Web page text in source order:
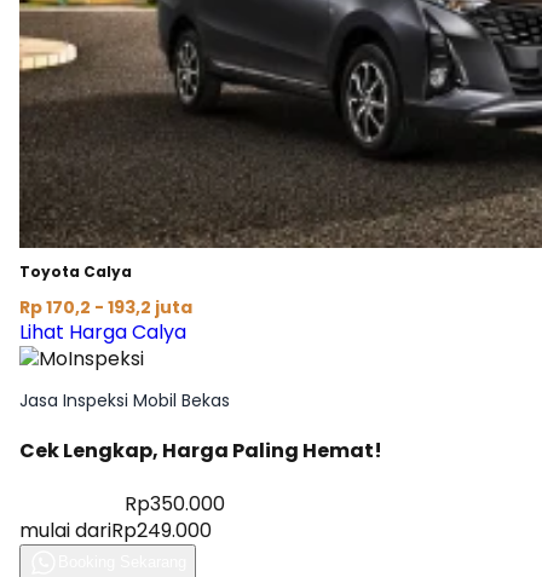
Toyota Calya
Rp 170,2 - 193,2 juta
Lihat Harga Calya
Jasa Inspeksi Mobil Bekas
Cek Lengkap, Harga Paling Hemat!
Rp350.000
mulai dariRp249.000